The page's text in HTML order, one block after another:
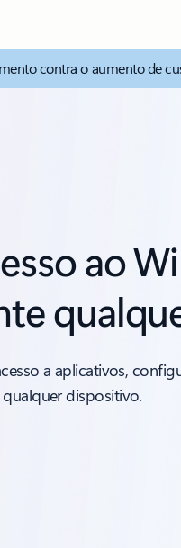
contra o aumento de
ao
a aplicativos,
dispositivo.